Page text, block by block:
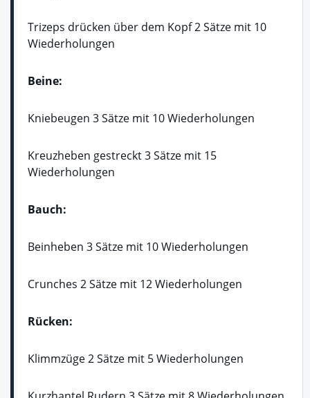
Trizeps drücken über dem Kopf 2 Sätze mit 10
Wiederholungen
Beine:
Kniebeugen 3 Sätze mit 10 Wiederholungen
Kreuzheben gestreckt 3 Sätze mit 15
Wiederholungen
Bauch:
Beinheben 3 Sätze mit 10 Wiederholungen
Crunches 2 Sätze mit 12 Wiederholungen
Rücken:
Klimmzüge 2 Sätze mit 5 Wiederholungen